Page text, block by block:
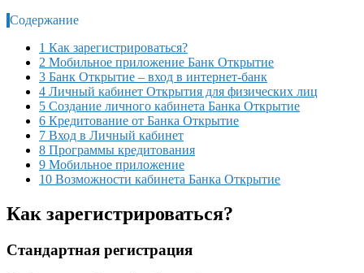
Содержание
1 Как зарегистрироваться?
2 Мобильное приложение Банк Открытие
3 Банк Открытие – вход в интернет-банк
4 Личный кабинет Открытия для физических лиц
5 Создание личного кабинета Банка Открытие
6 Кредитование от Банка Открытие
7 Вход в Личный кабинет
8 Программы кредитования
9 Мобильное приложение
10 Возможности кабинета Банка Открытие
Как зарегистрироваться?
Стандартная регистрация